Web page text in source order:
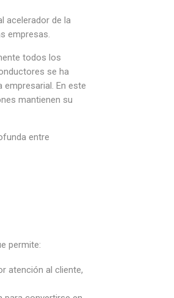
acelerador de la
empresas.
todos los
se ha
En este
mantienen su
entre
permite:
atención al cliente,